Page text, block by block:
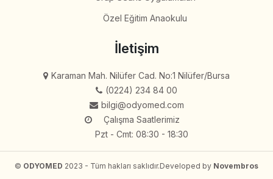
Özel Eğitim Anaokulu
İletişim
Çalışma Saatlerimiz
Pzt - Cmt: 08:30 - 18:30